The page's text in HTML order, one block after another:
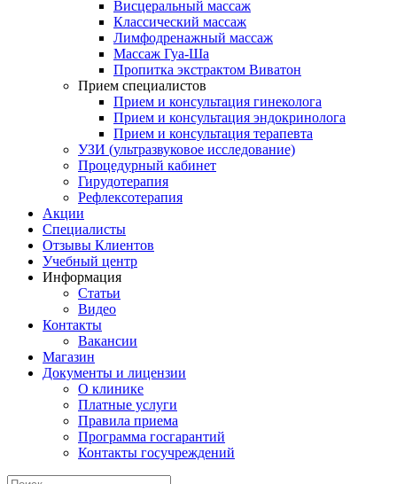
Висцеральный массаж
Классический массаж
Лимфодренажный массаж
Массаж Гуа-Ша
Пропитка экстрактом Виватон
Прием специалистов
Прием и консультация гинеколога
Прием и консультация эндокринолога
Прием и консультация терапевта
УЗИ (ультразвуковое исследование)
Процедурный кабинет
Гирудотерапия
Рефлексотерапия
Акции
Специалисты
Отзывы Клиентов
Учебный центр
Информация
Статьи
Видео
Контакты
Вакансии
Магазин
Документы и лицензии
О клинике
Платные услуги
Правила приема
Программа госгарантий
Контакты госучреждений